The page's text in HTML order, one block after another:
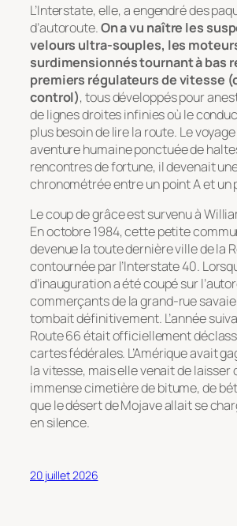
L’Interstate, elle, a engendré des
d’autoroute.On a vu naître les
velours ultra-souples, les
surdimensionnés tournant à bas
premiers régulateurs de vitesse
control), tous développés pour
de lignes droites infinies où le
plus besoin de lire la route. Le
aventure humaine ponctuée de
rencontres de fortune, il devenait
chronométrée entre un point A et un
Le coup de grâce est survenu à
En octobre 1984, cette petite
devenue la toute dernière ville de la
contournée par l’Interstate 40.
d’inauguration a été coupé sur
commerçants de la grand-rue
tombait définitivement. L’année
Route 66 était officiellement
cartes fédérales. L’Amérique avait
la vitesse, mais elle venait de laisser
immense cimetière de bitume, de
que le désert de Mojave allait se
en silence.
20 juillet 2026